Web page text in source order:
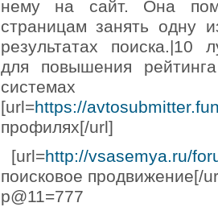
нему на сайт. Она
страницам занять одну
результатах поиска.|10
для повышения
системах
[url=https://
профилях[/url]
[url=http://vsasemya.ru/
поисковое продвижение[/
p@11=777